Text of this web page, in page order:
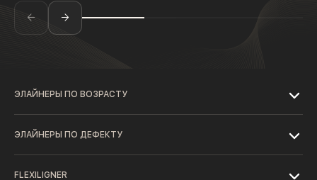
ЭЛАЙНЕРЫ ПО ВОЗРАСТУ
ЭЛАЙНЕРЫ ПО ДЕФЕКТУ
FLEXILIGNER